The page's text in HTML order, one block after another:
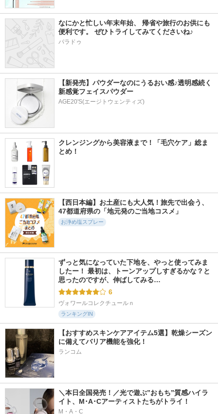
なにかと忙しい年末年始、 帰省や旅行のお供にも
便利です。 ぜひトライしてみてくださいね♪
パラドゥ
【新発売】パウダーなのにうるおい感♪透明感続く
新感覚フェイスパウダー
AGE20'S(エージトウェンティズ)
クレンジングから美容液まで！「毛穴ケア」総ま
とめ！
【西日本編】お土産にも大人気！旅先で出会う、
47都道府県の「地元発のご当地コスメ」
お浄め塩スプレー
ずっと気になっていた下地を、やっと使ってみま
したー！ 最初は、トーンアップしすぎるかな？と
思ったのですが、伸ばしてみる…
6
ヴォワールコレクチュールｎ
ランキングIN
【おすすめスキンケアアイテム5選】乾燥シーズン
に備えてバリア機能を強化！
ランコム
＼本日全国発売！／光で遊ぶ”おもち”質感ハイラ
イト、M･A･Cアーティストたちがトライ！
M・A・C